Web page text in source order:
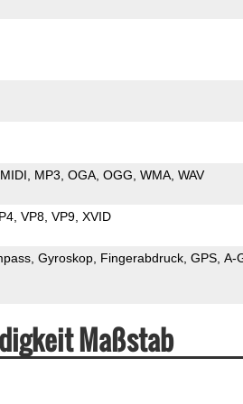
MIDI MP3 OGA OGG WMA WAV
VP8 VP9 XVID
Gyroskop Fingerabdruck GPS A-
Maßstab